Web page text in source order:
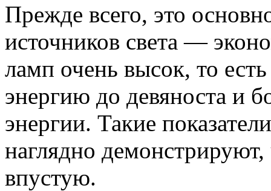
Прежде всего, это
источников света —
ламп очень высок, то
энергию до девяноста и
энергии. Такие
наглядно демонстрируют,
впустую.